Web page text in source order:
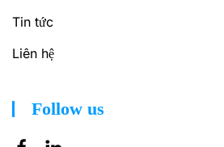
Tin tức
Liên hệ
Follow us